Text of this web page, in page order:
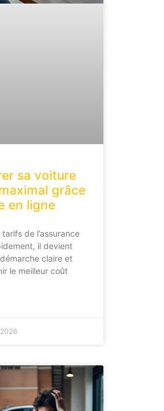
sa voiture
grâce
en ligne
de l’assurance
il devient
claire et
le meilleur coût